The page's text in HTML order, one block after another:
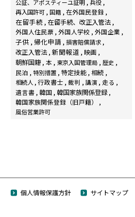
公証、アポスティーユ証明
兵役
再入国許可 国籍 在外国民登録
在留手続 在留手続、改正入管法
外国人住民票 外国人学校 外国企業
子供 帰化申請 損害賠償請求
改正入管法 新聞報道 映画
朝鮮国籍 本 東京入国管理局 歴史
民泊 特別措置 特定技能 相続
相続人 行政書士 裁判 講演
走る
遺言書 韓国 韓国家族関係登録
韓国家族関係登録（旧戸籍）
風俗営業許可
個人情報保護方針 サイトマップ